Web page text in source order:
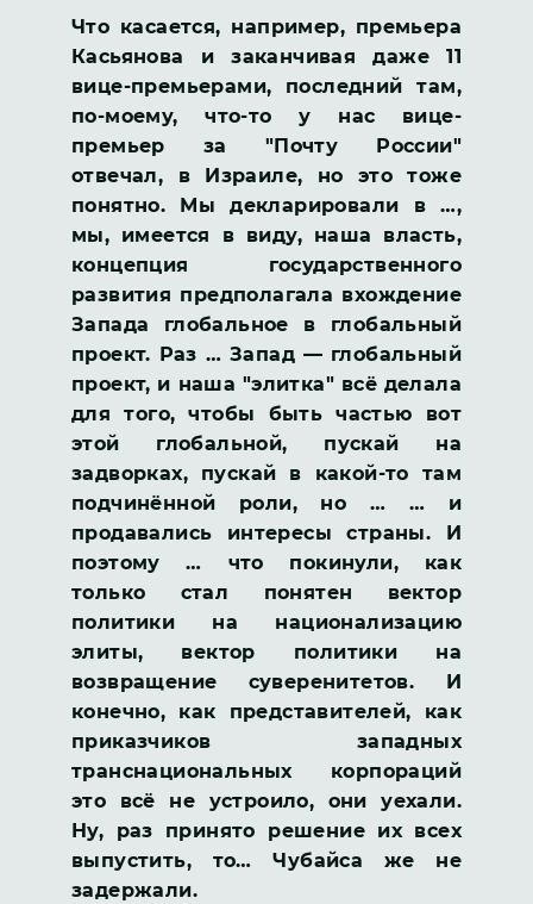
Что касается, например, премьера
Касьянова и заканчивая даже 11
вице-премьерами, последний там,
по-моему, что-то у нас вице-
премьер за "Почту России"
отвечал, в Израиле, но это тоже
понятно. Мы декларировали в …,
мы, имеется в виду, наша власть,
концепция государственного
развития предполагала вхождение
Запада глобальное в глобальный
проект. Раз … Запад — глобальный
проект, и наша "элитка" всё делала
для того, чтобы быть частью вот
этой глобальной, пускай на
задворках, пускай в какой-то там
подчинённой роли, но … … и
продавались интересы страны. И
поэтому … что покинули, как
только стал понятен вектор
политики на национализацию
элиты, вектор политики на
возвращение суверенитетов. И
конечно, как представителей, как
приказчиков западных
транснациональных корпораций
это всё не устроило, они уехали.
Ну, раз принято решение их всех
выпустить, то… Чубайса же не
задержали.